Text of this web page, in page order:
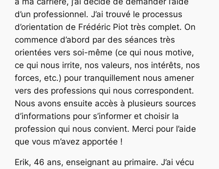
d’un professionnel. J’ai trouvé le processus
d’orientation de Frédéric Piot très complet. On
commence d’abord par des séances très
orientées vers soi-même (ce qui nous motive,
ce qui nous irrite, nos valeurs, nos intérêts, nos
forces, etc.) pour tranquillement nous amener
vers des professions qui nous correspondent.
Nous avons ensuite accès à plusieurs sources
d’informations pour s’informer et choisir la
profession qui nous convient. Merci pour l’aide
que vous m’avez apportée !
Erik, 46 ans, enseignant au primaire. J’ai vécu